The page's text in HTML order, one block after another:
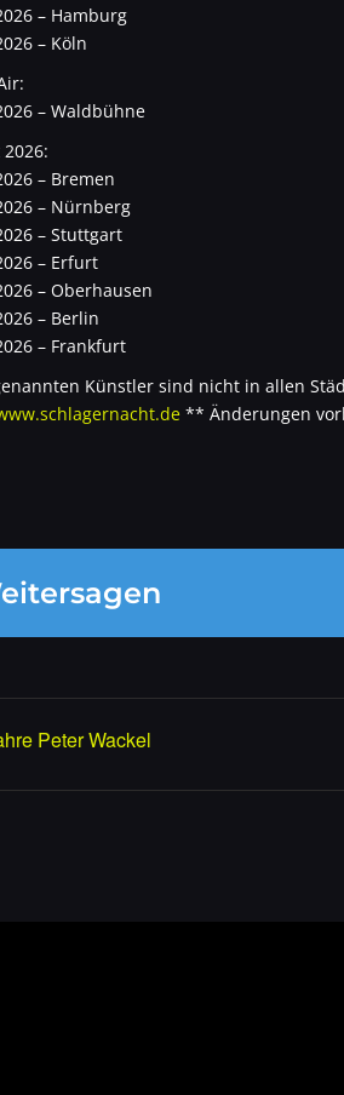
– Hamburg
– Köln
– Waldbühne
– Bremen
– Nürnberg
– Stuttgart
– Erfurt
– Oberhausen
– Berlin
– Frankfurt
Künstler sind nicht in allen
** Änderungen
Peter Wackel